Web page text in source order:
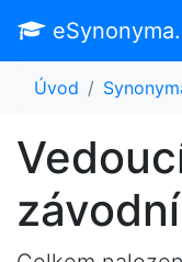
Úvod